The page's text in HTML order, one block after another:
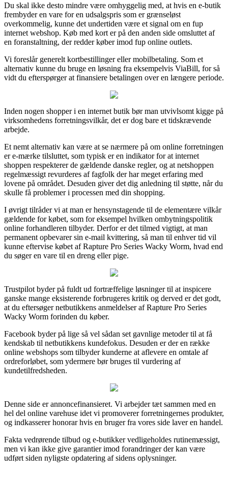
Du skal ikke desto mindre være omhyggelig med, at hvis en e-butik
frembyder en vare for en udsalgspris som er grænseløst
overkommelig, kunne det undertiden være et signal om en fup
internet webshop. Køb med kort er på den anden side omsluttet af
en foranstaltning, der redder køber imod fup online outlets.
Vi foreslår generelt kortbestillinger eller mobilbetaling. Som et
alternativ kunne du bruge en løsning fra eksempelvis ViaBill, for så
vidt du efterspørger at finansiere betalingen over en længere periode.
Inden nogen shopper i en internet butik bør man utvivlsomt kigge på
virksomhedens forretningsvilkår, det er dog bare et tidskrævende
arbejde.
Et nemt alternativ kan være at se nærmere på om online forretningen
er e-mærke tilsluttet, som typisk er en indikator for at internet
shoppen respekterer de gældende danske regler, og at netshoppen
regelmæssigt revurderes af fagfolk der har meget erfaring med
lovene på området. Desuden giver det dig anledning til støtte, når du
skulle få problemer i processen med din shopping.
I øvrigt tilråder vi at man er hensynstagende til de elementære vilkår
gældende for købet, som for eksempel hvilken ombytningspolitik
online forhandleren tilbyder. Derfor er det tilmed vigtigt, at man
permanent opbevarer sin e-mail kvittering, så man til enhver tid vil
kunne eftervise købet af Rapture Pro Series Wacky Worm, hvad end
du søger en vare til en dreng eller pige.
Trustpilot byder på fuldt ud fortræffelige løsninger til at inspicere
ganske mange eksisterende forbrugeres kritik og derved er det godt,
at du eftersøger netbutikkens anmeldelser af Rapture Pro Series
Wacky Worm forinden du køber.
Facebook byder på lige så vel sådan set gavnlige metoder til at få
kendskab til netbutikkens kundefokus. Desuden er der en række
online webshops som tilbyder kunderne at aflevere en omtale af
ordreforløbet, som ydermere bør bruges til vurdering af
kundetilfredsheden.
Denne side er annoncefinansieret. Vi arbejder tæt sammen med en
hel del online varehuse idet vi promoverer forretningernes produkter,
og indkasserer honorar hvis en bruger fra vores side laver en handel.
Fakta vedrørende tilbud og e-butikker vedligeholdes rutinemæssigt,
men vi kan ikke give garantier imod forandringer der kan være
udført siden nyligste opdatering af sidens oplysninger.